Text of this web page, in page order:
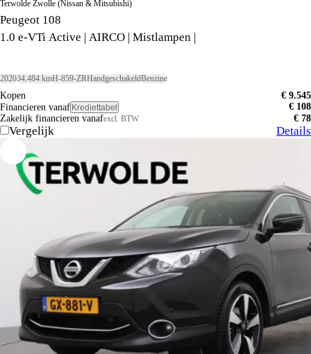
Terwolde Zwolle (Nissan & Mitsubishi)
Peugeot 108
1.0 e-VTi Active | AIRCO | Mistlampen |
202034.484 kmH-859-ZRHandgeschakeldBenzine
Kopen
€ 9.545
Financieren vanaf Krediettabel
€ 108
Zakelijk financieren vanafexcl. BTW € 78
Vergelijk Details